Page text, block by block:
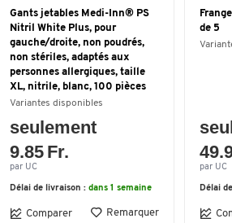
Gants jetables Medi-Inn® PS
Nitril White Plus, pour
gauche/droite, non poudrés,
non stériles, adaptés aux
personnes allergiques, taille
XL, nitrile, blanc, 100 pièces
Variantes disponibles
seulement
9.85 Fr.
par UC
Délai de livraison : dans 1 semaine
Comparer Remarquer
de 5
par UC
Délai